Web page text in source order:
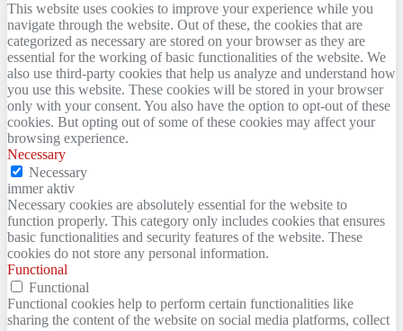
This website uses cookies to improve your experience while you
navigate through the website. Out of these, the cookies that are
categorized as necessary are stored on your browser as they are
essential for the working of basic functionalities of the website. We
also use third-party cookies that help us analyze and understand how
you use this website. These cookies will be stored in your browser
only with your consent. You also have the option to opt-out of these
cookies. But opting out of some of these cookies may affect your
browsing experience.
Necessary
Necessary
immer aktiv
Necessary cookies are absolutely essential for the website to
function properly. This category only includes cookies that ensures
basic functionalities and security features of the website. These
cookies do not store any personal information.
Functional
Functional
Functional cookies help to perform certain functionalities like
sharing the content of the website on social media platforms, collect